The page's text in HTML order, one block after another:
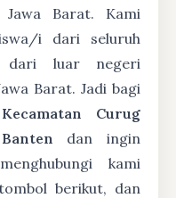
Jawa Barat. Kami
i dari seluruh
dari luar negeri
Barat. Jadi bagi
Kecamatan Curug
dan ingin
kami
berikut, dan